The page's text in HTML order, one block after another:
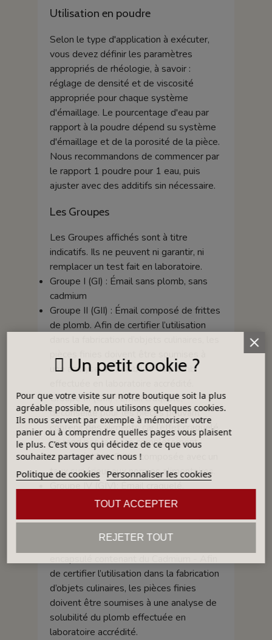
Utilisation en poudre
Selon le type d'application à exécuter,
vous devez définir les paramètres
appropriés de rhéologie, à savoir :
réglage de densité et de viscosité
appropriée pour chaque système
d'émaillage. Le pourcentage d'eau par
rapport à la poudre dépend su système
d'émaillage et de la porosité de la pièce.
Nous recommandons de commencer par
le rapport 1 poudre pour 1 eau, puis
ajuster avec des additifs sin nécessaire.
Les Groupes
Les Groupes affichés sont à titre
indicatifs. Ils ne peuvent ni garantir, ni
remplacer un test fait en laboratoire.
Groupe I (GI) : Émail sans plomb, sans
cadmium
Groupe II (GII) : Émail composé de frittes
de plomb. Afin de certifier l’utilisation
pièces finies doivent être soumises à
une analyse de solubilité du plomb
Groupe III (GIII) : Émail craquelé,
déconseillé pour les pièces pouvant
contenir des aliments car l’effet craquelé
ne rend pas la pièce complètement
imperméable - Fritte composée avec un
taux supérieur aux normes alimentaires.
Groupe IV (GIV): Émail craquelé,
déconseillé pour les pièces pouvant
ne rend pas la pièce complètement
imperméable - Contient un pigment
de certifier l’utilisation dans la fabrication
d’objets culinaires, les pièces finies
doivent être soumises à une analyse de
solubilité du plomb effectuée en
laboratoire accrédité.
Un petit cookie ?
Pour que votre visite sur notre boutique soit la plus
agréable possible, nous utilisons quelques cookies.
Ils nous servent par exemple à mémoriser votre
panier ou à comprendre quelles pages vous plaisent
le plus. C'est vous qui décidez de ce que vous
souhaitez partager avec nous !
Politique de cookies Personnaliser les cookies
REJETER TOUT
TOUT ACCEPTER